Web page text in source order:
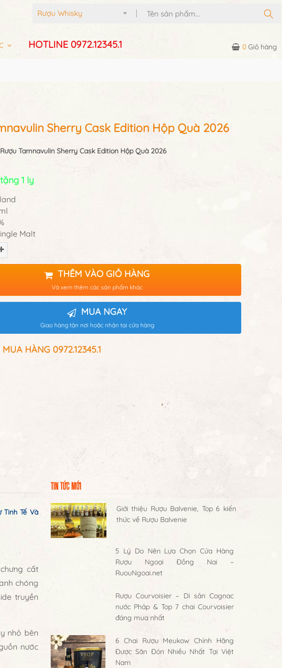
Rượu Whisky
HOTLINE 0972.12345.1 0 Giỏ hàng
Sherry Cask Edition Hộp Quà 2026
Rượu Tamnavulin Sherry Cask Edition Hộp Quà 2026
1 ly
Malt
THÊM VÀO GIỎ HÀNG
Và xem thêm các sản phẩm khác
MUA NGAY
Giao hàng tận nơi hoặc nhận tại cửa hàng
HÀNG 0972.12345.1
Tinh Tế Và
cất
chóng
truyền
nhỏ bên
nước
TIN TỨC MỚI
Giới thiệu Rượu Balvenie, Top 6 kiến
thức về Rượu Balvenie
5 Lý Do Nên Lựa Chọn Cửa Hàng
Rượu Ngoại Đồng Nai –
RuouNgoai.net
Rượu Courvoisier – Di sản Cognac
nước Pháp & Top 7 chai Courvoisier
đáng mua nhất
6 Chai Rượu Meukow Chính Hãng
Được Săn Đón Nhiều Nhất Tại Việt
Nam